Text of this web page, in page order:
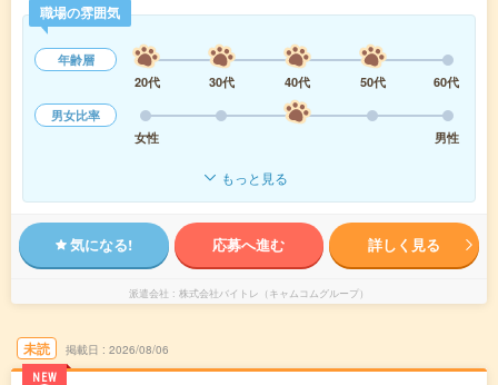
職場の雰囲気
年齢層
20代
30代 40代 50代
60代
男女比率
女性
男性
もっと見る
気になる! 応募へ進む 詳しく見る
派遣会社 株式会社バイトレ（キャムコムグループ）
未読
NEW
掲載日 2026/08/06